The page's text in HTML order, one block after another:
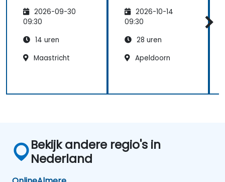
geavanceerde
transformaties
2026-09-30
09:30
14 uren
Maastricht
20222026-10-14
09:30
28 uren
Apeldoorn
Bekijk andere regio's in
Nederland